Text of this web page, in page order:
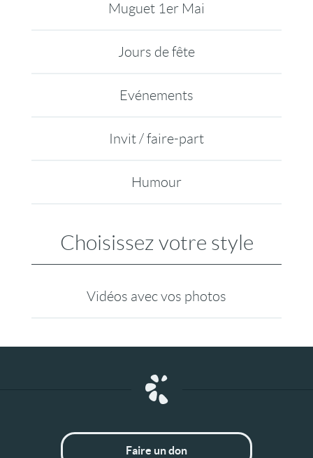
Muguet 1er Mai
Jours de fête
Evénements
Invit / faire-part
Humour
Choisissez votre style
Vidéos avec vos photos
Faire un don